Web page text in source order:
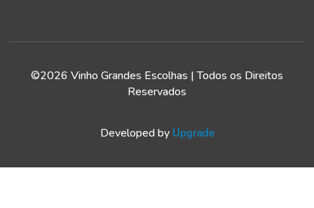
©2026 Vinho Grandes Escolhas | Todos os Direitos
Reservados
Developed by Upgrade